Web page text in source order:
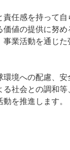
任感を持って
値の提供に努
業活動を通じ
境への配慮、
社会との調和
を推進します。​